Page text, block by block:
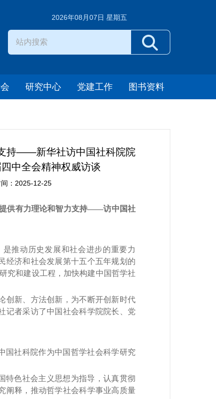
2026年08月07日 星期五
研究中心 党建工作 图书资料
持——新华社访中国社科院院
中全会精神权威访谈
：2025-12-25
供有力理论和智力支持——访中国社
推动历史发展和社会进步的重要力
经济和社会发展第十五个五年规划的
究和建设工程，加快构建中国哲学社
新、方法创新，为不断开创新时代
记者采访了中国社会科学院院长、党
社科院作为中国哲学社会科学研究
色社会主义思想为指导，认真贯彻
阐释，推动哲学社会科学事业高质量